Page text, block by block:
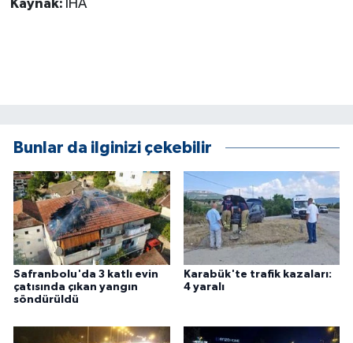
Kaynak: İHA
Bunlar da ilginizi çekebilir
Safranbolu'da 3 katlı evin
çatısında çıkan yangın
söndürüldü
Karabük'te trafik kazaları:
4 yaralı
SPOR HABERLERİ
TEKNOLOJİ
Turizm
ÜLKE GÜNDEMİ